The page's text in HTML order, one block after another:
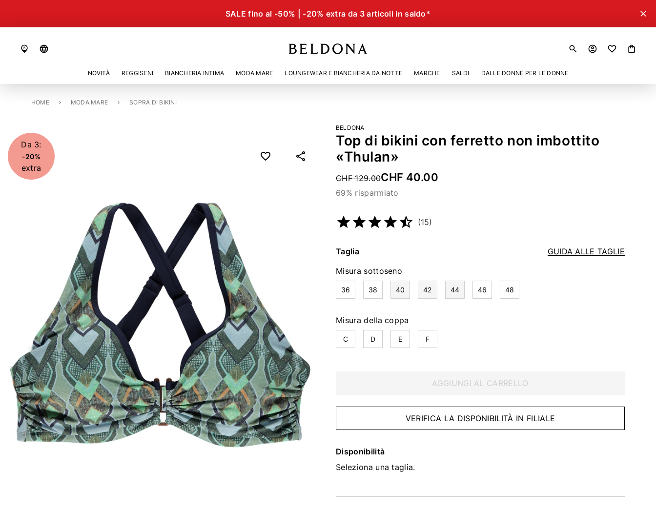
SALE fino al -50% | -20% extra da 3 articoli in saldo* close
language search account_circle shopping_bag
NOVITÀ REGGISENI BIANCHERIA INTIMA MODA MARE LOUNGEWEAR E BIANCHERIA DA NOTTE MARCHE SALDI DALLE DONNE PER LE DONNE
HOME MODA MARE SOPRA DI BIKINI
TOP DI BIKINI CON FERRETTO NON IMBOTTITO «THULAN»
Da 3:
-20%
extra
BELDONA
Top di bikini con ferretto non imbottito
«Thulan»
Price reduced from
CHF 129.00CHF 40.00
69% risparmiato
(15)
GUIDA ALLE TAGLIE
Taglia
Misura sottoseno
36 38 40 42 44 46 48
Misura della coppa
C D E F
AGGIUNGI AL CARRELLO
VERIFICA LA DISPONIBILITÀ IN FILIALE
Disponibilità
Seleziona una taglia.